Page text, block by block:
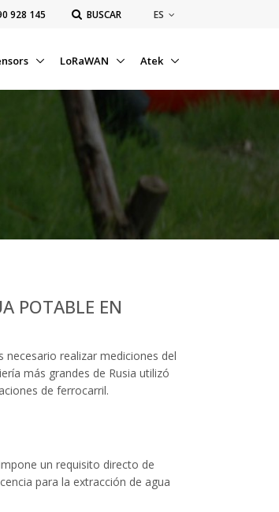
928 145‬ BUSCAR ES
LoRaWAN Atek
POTABLE EN
realizar mediciones del
más grandes de Rusia utilizó
de ferrocarril.
un requisito directo de
para la extracción de agua